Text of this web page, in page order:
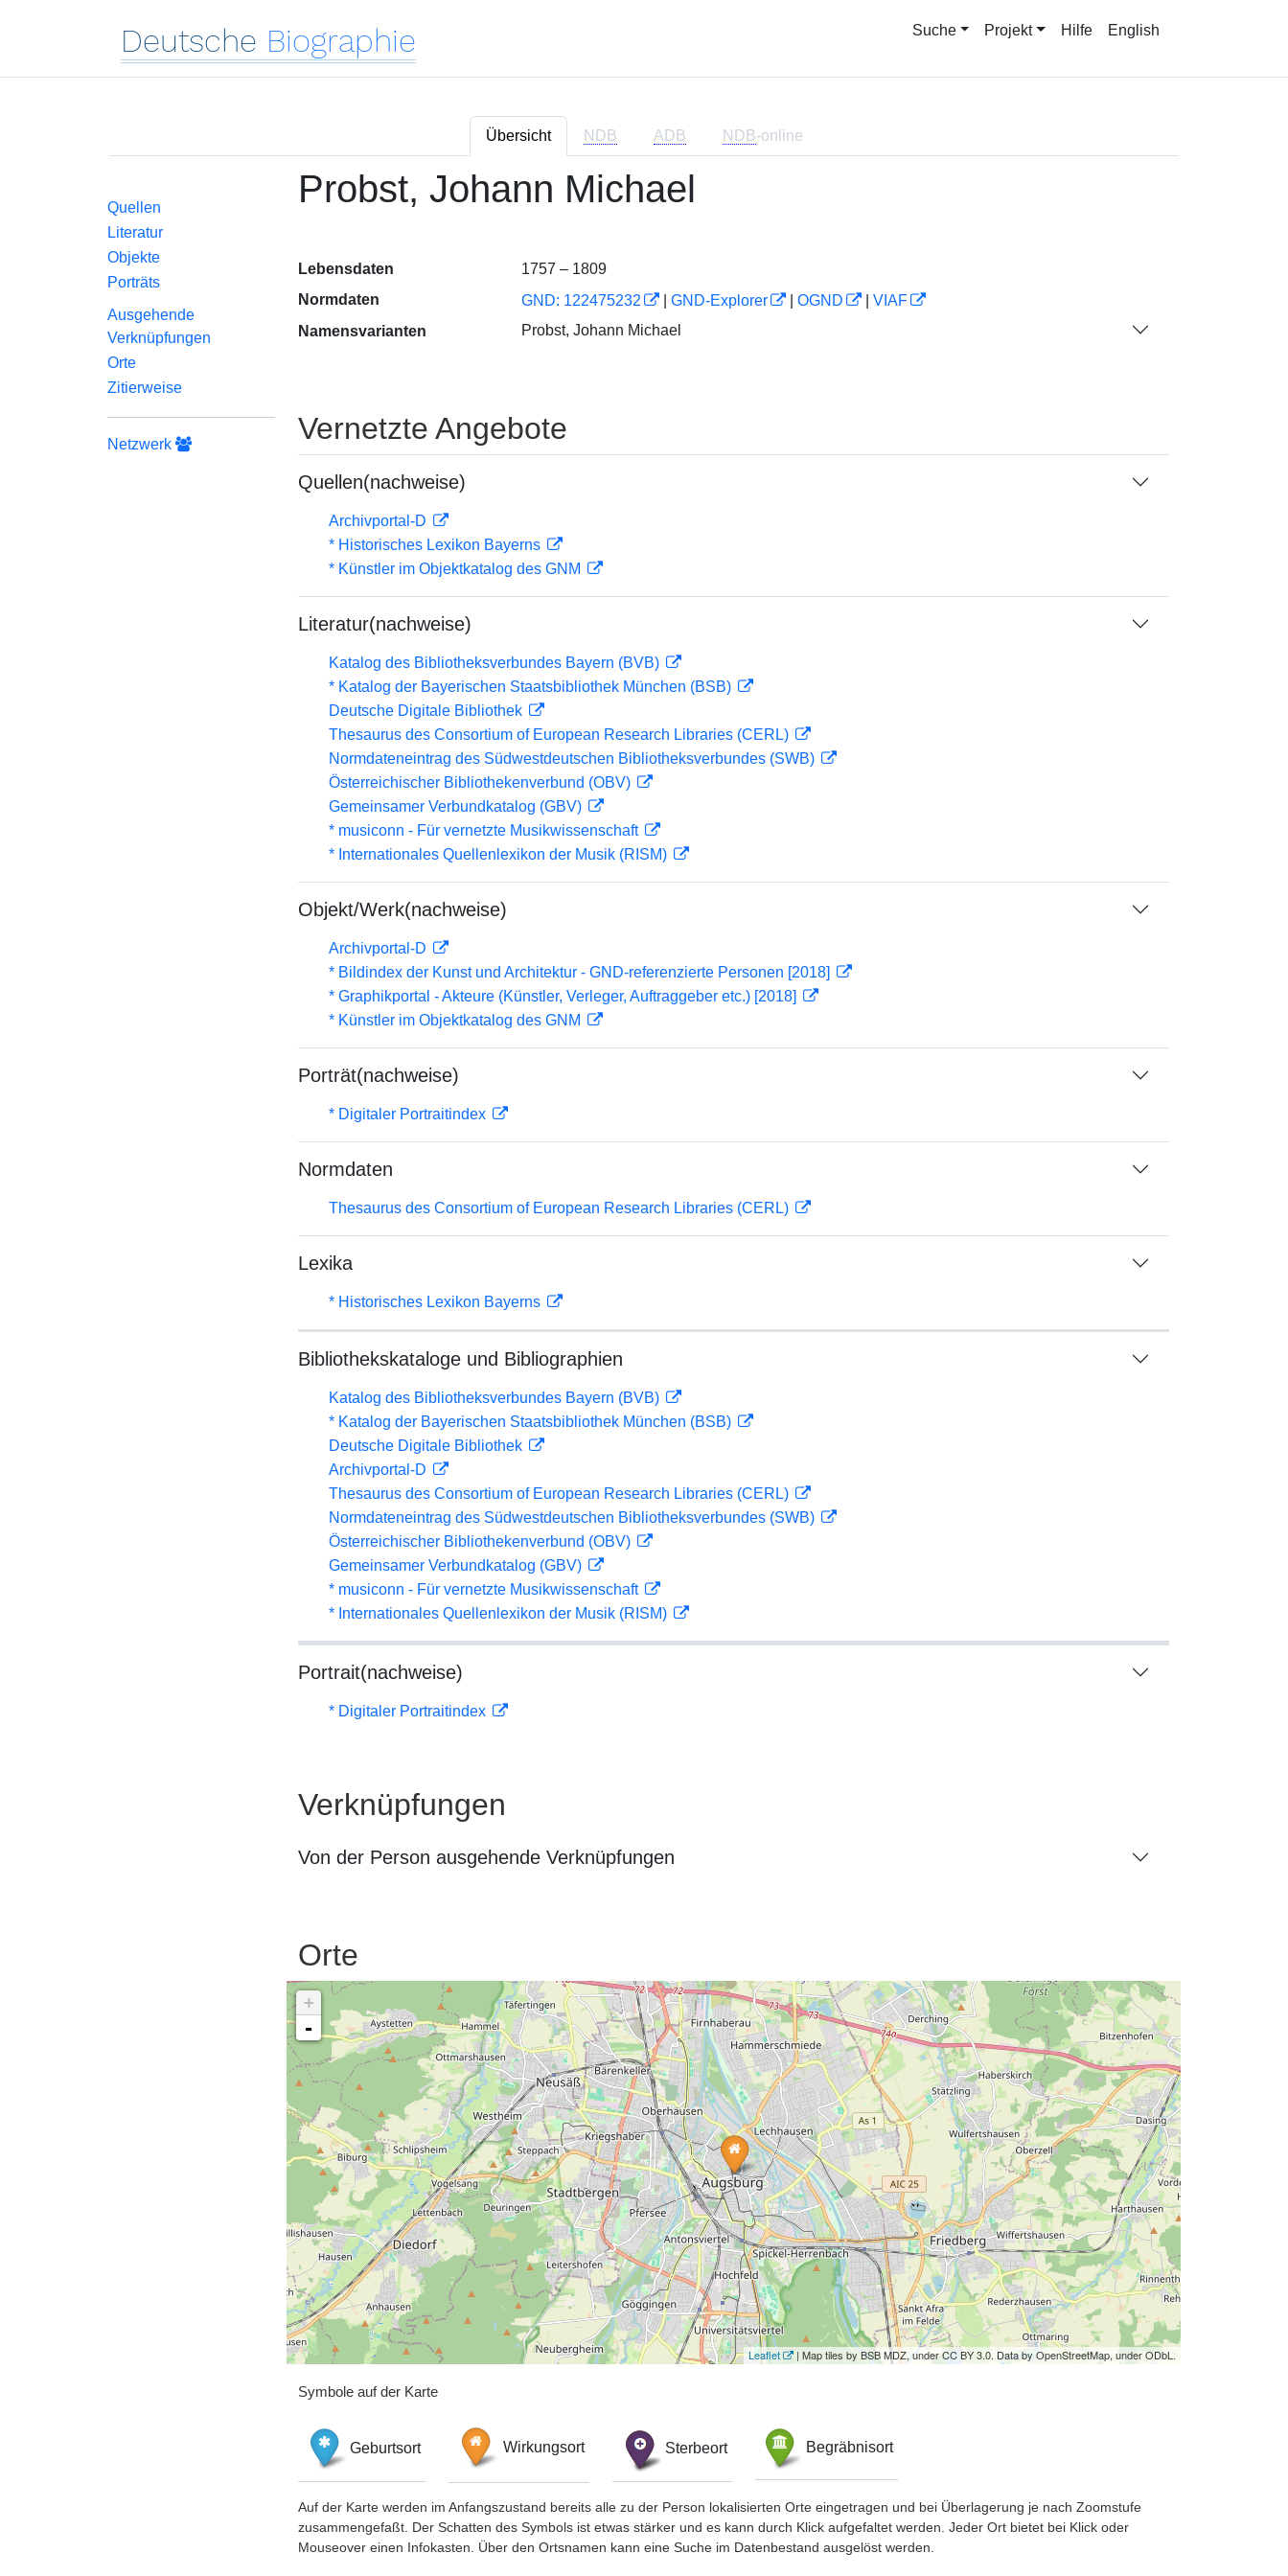
Deutsche Biographie Suche Projekt Hilfe English
Übersicht NDB ADB NDB-online
Quellen
Literatur
Objekte
Porträts
Ausgehende
Verknüpfungen
Orte
Zitierweise
Netzwerk
Probst, Johann Michael
Lebensdaten
1757 – 1809
Normdaten
GND: 122475232 GND-Explorer OGND
VIAF
Namensvarianten
Probst, Johann Michael
Vernetzte Angebote
Quellen(nachweise)
Archivportal-D
* Historisches Lexikon Bayerns
* Künstler im Objektkatalog des GNM
Literatur(nachweise)
Katalog des Bibliotheksverbundes Bayern (BVB)
* Katalog der Bayerischen Staatsbibliothek München (BSB)
Deutsche Digitale Bibliothek
Thesaurus des Consortium of European Research Libraries (CERL)
Normdateneintrag des Südwestdeutschen Bibliotheksverbundes (SWB)
Österreichischer Bibliothekenverbund (OBV)
Gemeinsamer Verbundkatalog (GBV)
* musiconn - Für vernetzte Musikwissenschaft
* Internationales Quellenlexikon der Musik (RISM)
Objekt/Werk(nachweise)
Archivportal-D
* Bildindex der Kunst und Architektur - GND-referenzierte Personen [2018]
* Graphikportal - Akteure (Künstler, Verleger, Auftraggeber etc.) [2018]
* Künstler im Objektkatalog des GNM
Porträt(nachweise)
* Digitaler Portraitindex
Normdaten
Thesaurus des Consortium of European Research Libraries (CERL)
Lexika
* Historisches Lexikon Bayerns
Bibliothekskataloge und Bibliographien
Katalog des Bibliotheksverbundes Bayern (BVB)
* Katalog der Bayerischen Staatsbibliothek München (BSB)
Deutsche Digitale Bibliothek
Archivportal-D
Thesaurus des Consortium of European Research Libraries (CERL)
Normdateneintrag des Südwestdeutschen Bibliotheksverbundes (SWB)
Österreichischer Bibliothekenverbund (OBV)
Gemeinsamer Verbundkatalog (GBV)
* musiconn - Für vernetzte Musikwissenschaft
* Internationales Quellenlexikon der Musik (RISM)
Portrait(nachweise)
* Digitaler Portraitindex
Verknüpfungen
Von der Person ausgehende Verknüpfungen
Orte
+
-
Leaflet | Map tiles by BSB MDZ, under CC BY 3.0. Data by OpenStreetMap, under ODbL.
Symbole auf der Karte
Geburtsort Wirkungsort Sterbeort Begräbnisort
Auf der Karte werden im Anfangszustand bereits alle zu der Person lokalisierten Orte eingetragen und bei Überlagerung je nach Zoomstufe
zusammengefaßt. Der Schatten des Symbols ist etwas stärker und es kann durch Klick aufgefaltet werden. Jeder Ort bietet bei Klick oder
Mouseover einen Infokasten. Über den Ortsnamen kann eine Suche im Datenbestand ausgelöst werden.